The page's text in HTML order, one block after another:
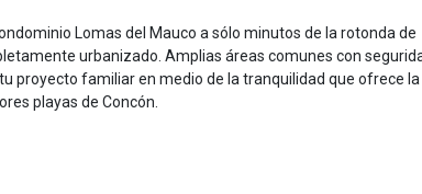
Lomas del Mauco a sólo minutos de la rotonda de
urbanizado. Amplias áreas comunes con
proyecto familiar en medio de la tranquilidad que ofrece la
playas de Concón.